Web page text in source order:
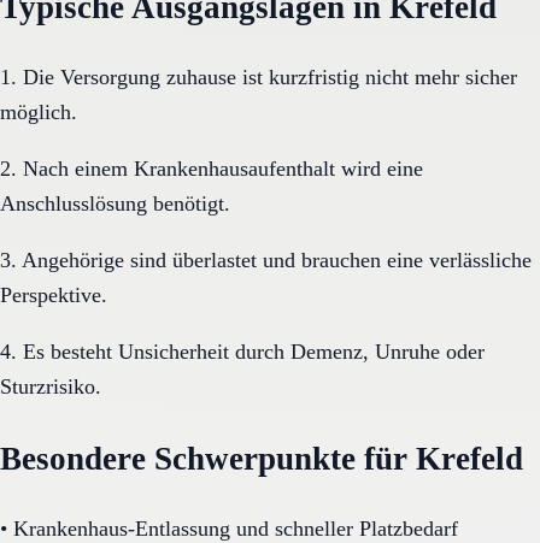
Typische Ausgangslagen in Krefeld
1. Die Versorgung zuhause ist kurzfristig nicht mehr sicher
möglich.
2. Nach einem Krankenhausaufenthalt wird eine
Anschlusslösung benötigt.
3. Angehörige sind überlastet und brauchen eine verlässliche
Perspektive.
4. Es besteht Unsicherheit durch Demenz, Unruhe oder
Sturzrisiko.
Besondere Schwerpunkte für Krefeld
• Krankenhaus-Entlassung und schneller Platzbedarf